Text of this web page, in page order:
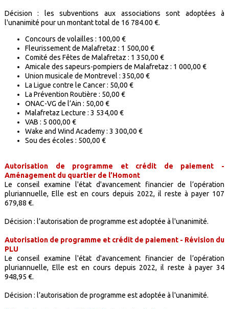
Décision : les subventions aux associations sont adoptées à
l'unanimité pour un montant total de 16 784.00 €.
Concours de volailles : 100,00 €
Fleurissement de Malafretaz : 1 500,00 €
Comité des Fêtes de Malafretaz : 1 350,00 €
Amicale des sapeurs-pompiers de Malafretaz : 1 000,00 €
Union musicale de Montrevel : 350,00 €
La Ligue contre le Cancer : 50,00 €
La Prévention Routière : 50,00 €
ONAC-VG de l’Ain : 50,00 €
Malafretaz Lecture : 3 534,00 €
VAB : 5 000,00 €
Wake and Wind Academy : 3 300,00 €
Sou des écoles : 500,00 €
Autorisation de programme et crédit de paiement -
Aménagement du quartier de l’Homont
Le conseil examine l'état d'avancement financier de l’opération
pluriannuelle, Elle est en cours depuis 2022, il reste à payer 107
679,88 €.
Décision : l’autorisation de programme est adoptée à l'unanimité.
Autorisation de programme et crédit de paiement - Révision du
PLU
Le conseil examine l'état d'avancement financier de l’opération
pluriannuelle, Elle est en cours depuis 2022, il reste à payer 34
948,95 €.
Décision : l’autorisation de programme est adoptée à l'unanimité.